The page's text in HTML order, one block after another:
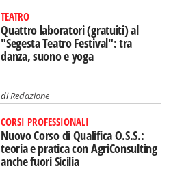
TEATRO
Quattro laboratori (gratuiti) al
"Segesta Teatro Festival": tra
danza, suono e yoga
diRedazione
CORSI PROFESSIONALI
Nuovo Corso di Qualifica O.S.S.:
teoria e pratica con AgriConsulting
anche fuori Sicilia